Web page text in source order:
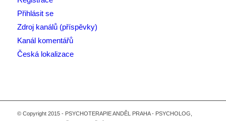
Přihlásit se
Zdroj kanálů (příspěvky)
Kanál komentářů
Česká lokalizace
© Copyright 2015 - PSYCHOTERAPIE ANDĚL PRAHA - PSYCHOLOG,